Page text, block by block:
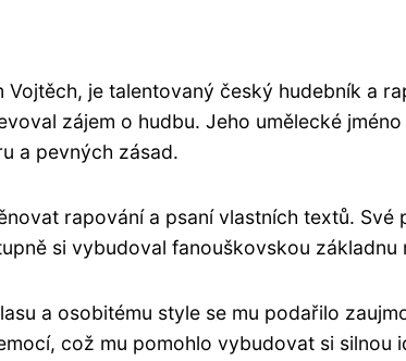
Vojtěch, je talentovaný český hudebník a
zájem o hudbu. Jeho umělecké
a pevných zásad.
rapování a psaní vlastních textů.
si vybudoval fanouškovskou základnu
a osobitému style se mu podařilo
což mu pomohlo vybudovat si silnou